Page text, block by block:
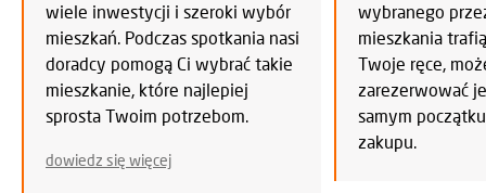
wiele inwestycji i szeroki wybór
mieszkań. Podczas spotkania nasi
doradcy pomogą Ci wybrać takie
mieszkanie, które najlepiej
sprosta Twoim potrzebom.
dowiedz się więcej
wybranego
mieszkania
Twoje ręce,
zarezerwować
samym
zakupu.